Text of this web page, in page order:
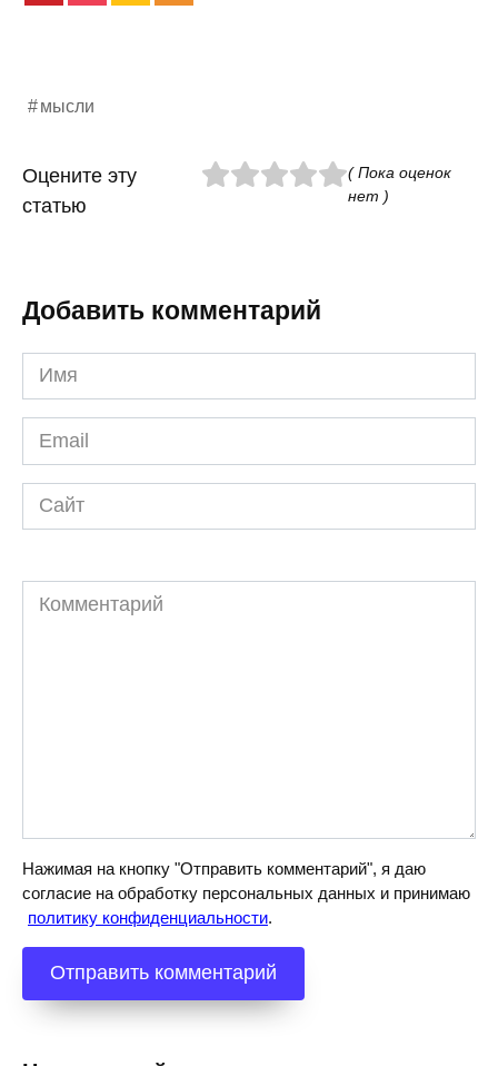
мысли
Оцените эту
статью
( Пока оценок
нет )
Добавить комментарий
Имя
*
Email
*
Сайт
Комментарий
Нажимая на кнопку "Отправить комментарий", я даю
согласие на обработку персональных данных и принимаю
политику конфиденциальности.